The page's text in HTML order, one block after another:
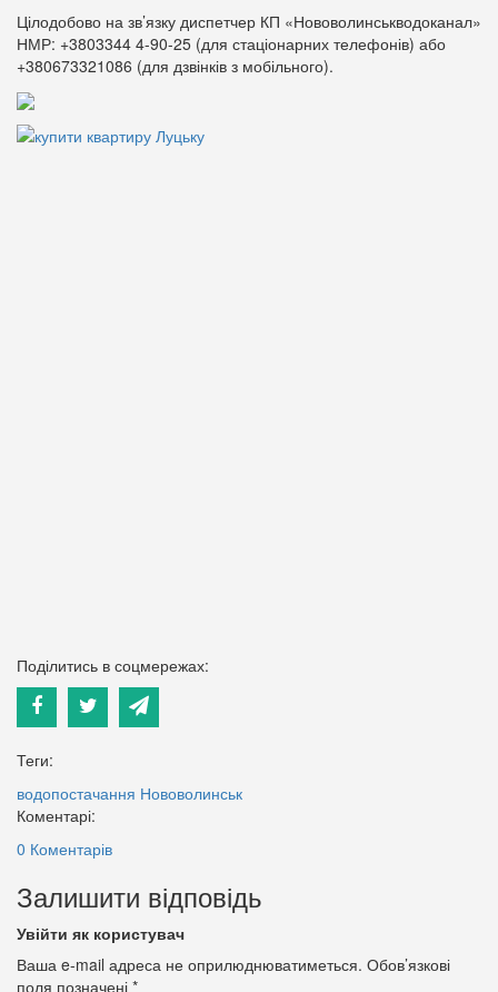
Цілодобово на зв’язку диспетчер КП «Нововолинськводоканал»
НМР: +3803344 4-90-25 (для стаціонарних телефонів) або
+380673321086 (для дзвінків з мобільного).
Поділитись в соцмережах:
Теги:
водопостачання Нововолинськ
Коментарі:
0 Коментарів
Залишити відповідь
Увійти як користувач
Ваша e-mail адреса не оприлюднюватиметься. Обов’язкові
поля позначені *